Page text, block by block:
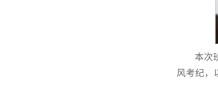
本次
风考纪，